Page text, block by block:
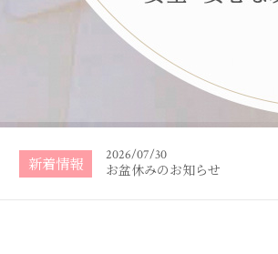
新着情報 2026/07/30
お盆休みのお知らせ